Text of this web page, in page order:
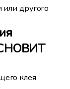
другого
клея